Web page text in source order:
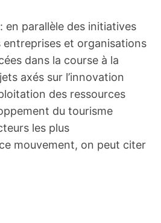
: en parallèle des initiatives
entreprises et organisations
dans la course à la
axés sur l’innovation
des ressources
du tourisme
les plus
mouvement, on peut citer